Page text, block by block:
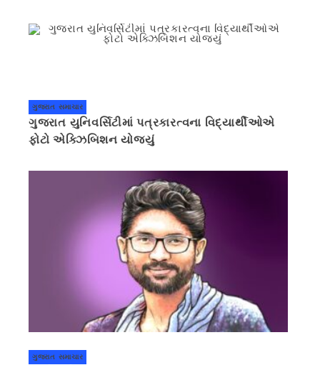
ગુજરાત સમાચાર
ગુજરાત યુનિવર્સિટીમાં પત્રકારત્વના વિદ્યાર્થીઓએ
ફોટો એક્ઝિબિશન યોજ્યું
ગુજરાત સમાચાર